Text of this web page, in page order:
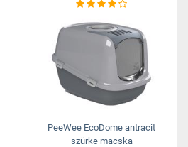
PeeWee EcoDome antracit
szürke macska